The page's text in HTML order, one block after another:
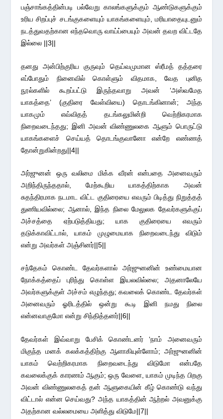
பஞ்சாங்கத்தின்படி பல்வேறு காலங்களுக்கும் ஆண்டுகளுக்கும்
உரிய சிறப்புச் சடங்குகளையும் யாகங்களையும், மரியாதையுடனும்
நடத்துவதற்கான எந்தவொரு வாய்ப்பையும் அவன் தவற விட்டதே
இல்லை ||3||
தனது அன்பிற்குரிய குருவும் தெய்வமுமான ஸ்ரீமத் தத்தரை
எப்போதும் நினைவில் கொள்ளும் விதமாக, வேத புனித
நூல்களில் கூறப்பட்டு இருந்தவாறு அவன் ‘அஸ்வமேத
யாகத்தை’ (குதிரை வேள்வியை) தொடங்கினான்; அந்த
யாகமும் எவ்விதத் தடங்கலுமின்றி வெற்றிகரமாக
நிறைவடைந்தது; இனி அவன் விண்ணுலகை ஆளும் பொருட்டு
யாகங்களைச் செய்யத் தொடங்குவானோ என்றே எண்ணத்
தோன்றுகின்றது||4||
அர்ஜுனன் ஒரு வலிமை மிக்க வீரன் என்பதை அனைவரும்
அறிந்திருந்ததால், மேற்கூறிய யாகத்திற்காக அவன்
சுதந்திரமாக நடமாட விட்ட குதிரையை எவரும் பிடித்து நிறுத்தத்
துணியவில்லை; ஆனால், இந்த நிலை மேலுலக தேவர்களுக்குப்
அச்சத்தை ஏற்படுத்தியது; யாக குதிரையை எவரும்
தடுக்காவிட்டால், யாகம் முழுமையாக நிறைவடைந்து விடும்
என்று அவர்கள் அஞ்சினர்||5||
சந்தேகம் கொண்ட தேவர்களால் அர்ஜுனனின் உண்மையான
நோக்கத்தைப் புரிந்து கொள்ள இயலவில்லை; அதனாலேயே
அவர்களுக்குள் அச்சம் எழுந்தது; கவலைக் கொண்ட தேவர்கள்
அனைவரும் ஓரிடத்தில் ஒன்று கூடி இனி நமது நிலை
என்னவாகுமோ என்று சிந்தித்தனர்||6||
தேவர்கள் இவ்வாறு பேசிக் கொண்டனர் ‘நாம் அனைவரும்
மிகுந்த மனக் கலக்கத்திற்கு ஆளாகியுள்ளோம்; அர்ஜுனனின்
யாகம் வெற்றிகரமாக நிறைவடைந்து விடுமோ என்பதே
கவலைக்குக் காரணம் ஆகும்; ஒரு வேளை, யாகம் முடிந்த பிறகு
அவன் விண்ணுலகைத் தன் ஆளுகையின் கீழ் கொண்டு வந்து
விட்டால் என்ன செய்வது? அந்த யாகத்தின் ஆற்றல் அவனுக்கு
அதற்கான வல்லமையை அளித்து விடுமே||7||